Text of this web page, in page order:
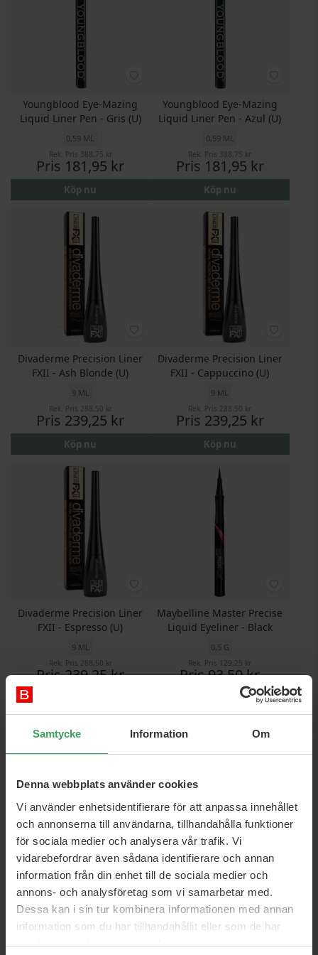
Samtycke Information Om
Denna webbplats använder cookies
Vi använder enhetsidentifierare för att anpassa innehållet
och annonserna till användarna, tillhandahålla funktioner
för sociala medier och analysera vår trafik. Vi
vidarebefordrar även sådana identifierare och annan
information från din enhet till de sociala medier och
annons- och analysföretag som vi samarbetar med.
Dessa kan i sin tur kombinera informationen med annan
information som du har tillhandahållit eller som de har
samlat in när du har använt deras tjänster.
Youngblood Eye-Mazing
Liquid Liner Pen - Gris (U)
0,59 ML
Rek. Pris 388,75 kr
Pris 181,95 kr
Köp nu
Youngblood Eye-Mazing
Liquid Liner Pen - Azul (U)
0,59 ML
Rek. Pris 388,75 kr
Pris 181,95 kr
Köp nu
Divaderme Precision Liner
FXII - Ash Blonde (U)
9 ML
Rek. Pris 288,50 kr
Pris 239,25 kr
Köp nu
Divaderme Precision Liner
FXII - Cappuccino (U)
9 ML
Rek. Pris 288,50 kr
Pris 239,25 kr
Köp nu
Divaderme Precision Liner
FXII - Espresso (U)
9 ML
Rek. Pris 288,50 kr
Pris239,25 kr
Maybelline Master Precise
Liquid Eyeliner - Black
0,5 G
Rek. Pris 129,25 kr
Pris93,50 kr
Elf Smudge Pot - Wine Not
(81530) (U)
Pris 64,75 kr
Köp nu
Gel Eyeliner Ultra Violet
Rek. Pris 129,25 kr
Pris 12,95 kr
Köp nu